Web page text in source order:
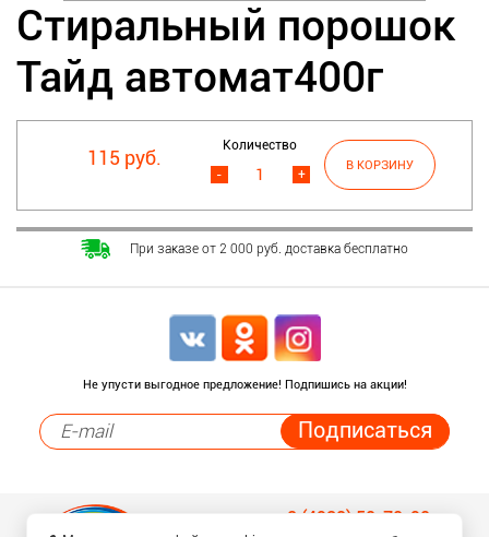
Стиральный порошок
Тайд автомат400г
115 руб.
Количество
+
-
При заказе от 2 000 руб. доставка бесплатно
Не упусти выгодное предложение! Подпишись на акции!
8 (4932) 50-70-90